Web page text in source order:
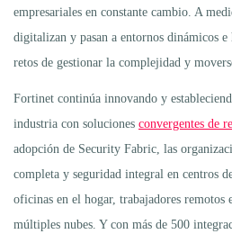
empresariales en constante cambio. A
digitalizan y pasan a entornos dinámicos
retos de gestionar la complejidad y
Fortinet continúa innovando y
industria con soluciones convergentes de
adopción de Security Fabric, las
completa y seguridad integral en centros
oficinas en el hogar, trabajadores remotos
múltiples nubes. Y con más de 500